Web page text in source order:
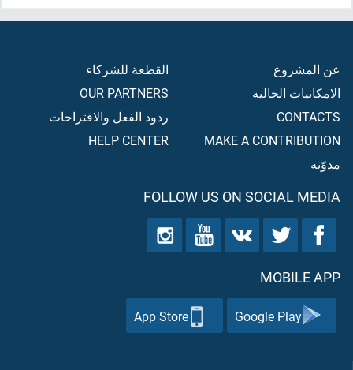
عن المشروع
الامكانيات الحالية
CONTACTS
MAKE A CONTRIBUTION
مدوّنه
القطعة للشركاء
OUR PARTNERS
ردود الفعل والاقتراحات
HELP CENTER
FOLLOW US ON SOCIAL MEDIA
MOBILE APP
Google Play
App Store